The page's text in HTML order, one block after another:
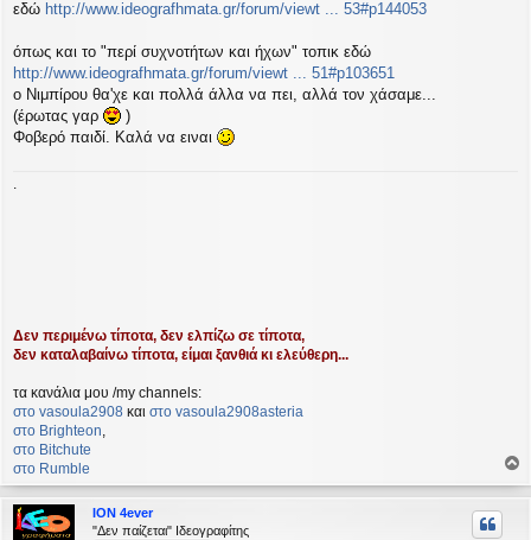
ί
σ
η
εδώ http://www.ideografhmata.gr/forum/viewt ... 53#p144053
όπως και το "περί συχνοτήτων και ήχων" τοπικ εδώ
http://www.ideografhmata.gr/forum/viewt ... 51#p103651
ο Νιμπίρου θα'χε και πολλά άλλα να πει, αλλά τον χάσαμε...
(έρωτας γαρ
)
Φοβερό παιδί. Καλά να ειναι
.
Δεν περιμένω τίποτα, δεν ελπίζω σε τίποτα,
δεν καταλαβαίνω τίποτα, είμαι ξανθιά κι ελεύθερη...
τα κανάλια μου /my channels:
στο vasoula2908 και στο vasoula2908asteria
στο Βrighteon,
στο Bitchute
στο Rumble
ο
ρ
ION 4ever
"Δεν παίζεται" Ιδεογραφίτης